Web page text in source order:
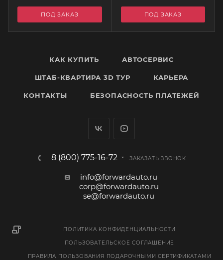
ПОД ЗАКАЗ ПОД ЗАКАЗ
КАК КУПИТЬ АВТОСЕРВИС
ШТАБ-КВАРТИРА 3D ТУР КАРЬЕРА
КОНТАКТЫ БЕЗОПАСНОСТЬ ПЛАТЕЖЕЙ
8 (800) 775-16-72 ЗАКАЗАТЬ ЗВОНОК
info@forwardauto.ru
corp@forwardauto.ru
se@forwardauto.ru
ПОЛИТИКА КОНФИДЕНЦИАЛЬНОСТИ
ПОЛЬЗОВАТЕЛЬСКОЕ СОГЛАШЕНИЕ
ПРАВИЛА ПОЛЬЗОВАНИЯ ПОДАРОЧНЫМИ СЕРТИФИКАТАМИ